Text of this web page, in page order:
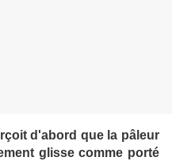
d'abord que la pâleur
glisse comme porté